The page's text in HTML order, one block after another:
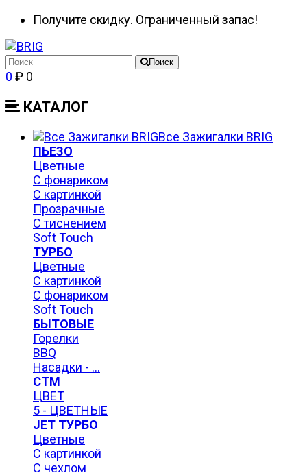
Получите скидку. Ограниченный запас!
Поиск
0 ₽ 0
КАТАЛОГ
Все Зажигалки BRIG
ПЬЕЗО
Цветные
С фонариком
С картинкой
Прозрачные
С тиснением
Soft Touch
ТУРБО
Цветные
С картинкой
С фонариком
Soft Touch
БЫТОВЫЕ
Горелки
BBQ
Насадки - ...
СТМ
ЦВЕТ
5 - ЦВЕТНЫЕ
JET ТУРБО
Цветные
С картинкой
С чехлом